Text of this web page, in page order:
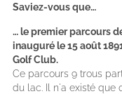
Saviez-vous que…
… le premier parcours
inauguré le 15 août
Golf Club.
Ce parcours 9 trous
du lac. Il n'a existé que